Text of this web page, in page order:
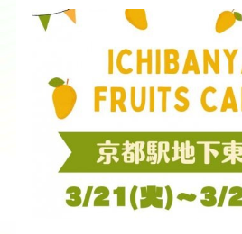
ネイル→
https://tsuku2.jp/
マツエク→
https://tsuku2.jp/